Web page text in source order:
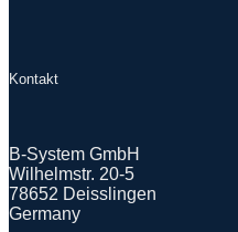
Kontakt
B-System GmbH
Wilhelmstr. 20-5
78652 Deisslingen
Germany